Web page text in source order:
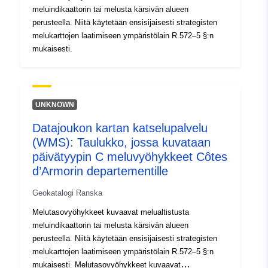
meluindikaattorin tai melusta kärsivän alueen
perusteella. Niitä käytetään ensisijaisesti strategisten
melukarttojen laatimiseen ympäristölain R.572–5 §:n
mukaisesti.
UNKNOWN
Datajoukon kartan katselupalvelu
(WMS): Taulukko, jossa kuvataan
päivätyypin C meluvyöhykkeet Côtes
d’Armorin departementille
Geokatalogi Ranska
Melutasovyöhykkeet kuvaavat melualtistusta
meluindikaattorin tai melusta kärsivän alueen
perusteella. Niitä käytetään ensisijaisesti strategisten
melukarttojen laatimiseen ympäristölain R.572–5 §:n
mukaisesti. Melutasovyöhykkeet kuvaavat